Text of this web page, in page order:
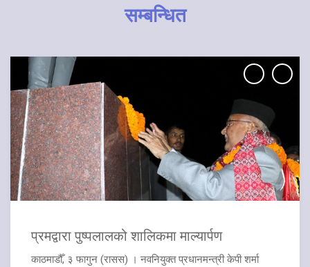
सम्बन्धित
​प्रमद्वारा पुष्पलालको शालिकमा माल्यार्पण
काठमाडौँ, ३ फागुन (रासस) । नवनियुक्त प्रधानमन्त्री केपी शर्मा